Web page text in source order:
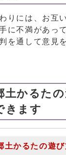
りには、お互
に不満があっ
を通して意見
土かるた
きます
土かるたの遊び